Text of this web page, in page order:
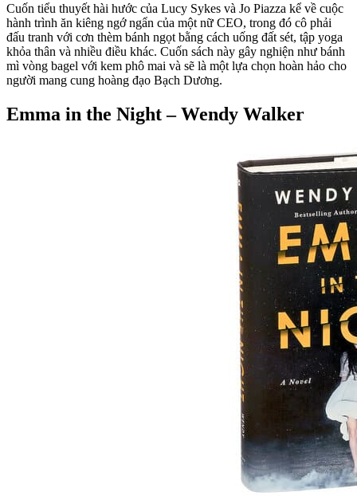
Cuốn tiểu thuyết hài hước của Lucy Sykes và Jo Piazza kể về cuộc
hành trình ăn kiêng ngớ ngẩn của một nữ CEO, trong đó cô phải
đấu tranh với cơn thèm bánh ngọt bằng cách uống đất sét, tập yoga
khỏa thân và nhiều điều khác. Cuốn sách này gây nghiện như bánh
mì vòng bagel với kem phô mai và sẽ là một lựa chọn hoàn hảo cho
người mang cung hoàng đạo Bạch Dương.
Emma in the Night – Wendy Walker